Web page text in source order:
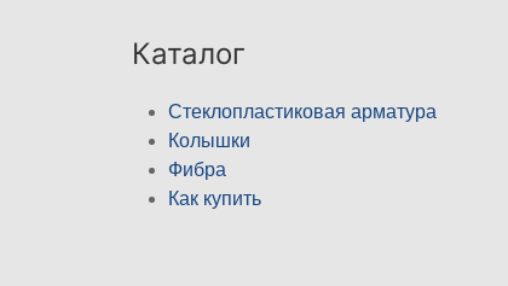
Каталог
Стеклопластиковая арматура
Колышки
Фибра
Как купить